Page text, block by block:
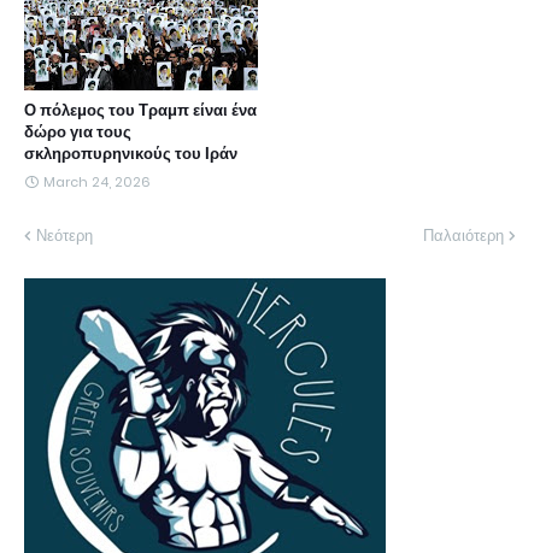
Ο πόλεμος του Τραμπ είναι ένα
δώρο για τους
σκληροπυρηνικούς του Ιράν
March 24, 2026
Νεότερη Παλαιότερη